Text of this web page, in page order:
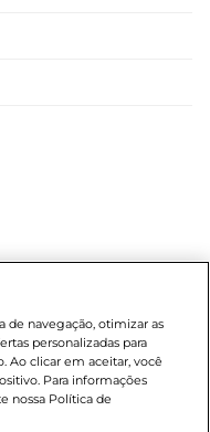
Compras sujeitas a
ser canceladas em caso
acesso de um maior
a compra de produtos
quantidade limitada por
exclusivos para o e-
de navegação, otimizar as
personalizadas para
Ao clicar em aceitar, você
Para informações
nossa Política de